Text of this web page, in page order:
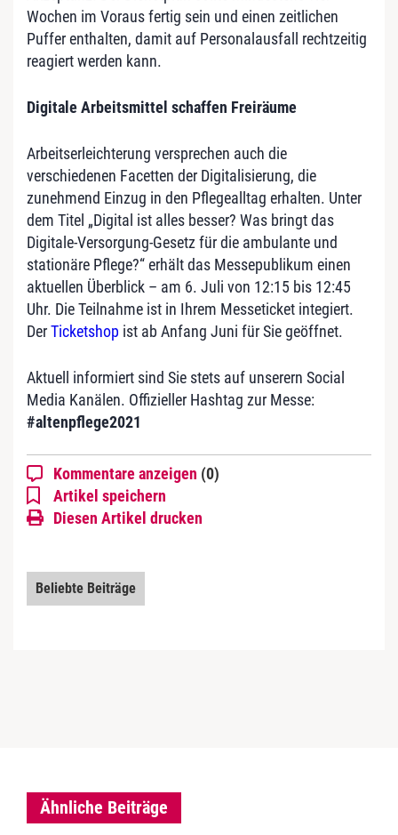
Wochen im Voraus fertig sein und einen zeitlichen
Puffer enthalten, damit auf Personalausfall rechtzeitig
reagiert werden kann.
Digitale Arbeitsmittel schaffen Freiräume
Arbeitserleichterung versprechen auch die
verschiedenen Facetten der Digitalisierung, die
zunehmend Einzug in den Pflegealltag erhalten. Unter
dem Titel „Digital ist alles besser? Was bringt das
Digitale-Versorgung-Gesetz für die ambulante und
stationäre Pflege?“ erhält das Messepublikum einen
aktuellen Überblick – am 6. Juli von 12:15 bis 12:45
Uhr. Die Teilnahme ist in Ihrem Messeticket integiert.
DerTicketshop ist ab Anfang Juni für Sie geöffnet.
Aktuell informiert sind Sie stets auf unserern Social
Media Kanälen. Offizieller Hashtag zur Messe:
#altenpflege2021
Kommentare anzeigen (0)
Artikel speichern
Diesen Artikel drucken
Beliebte Beiträge
Ähnliche Beiträge